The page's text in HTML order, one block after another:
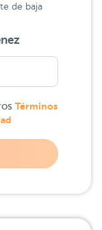
de baja
Términos